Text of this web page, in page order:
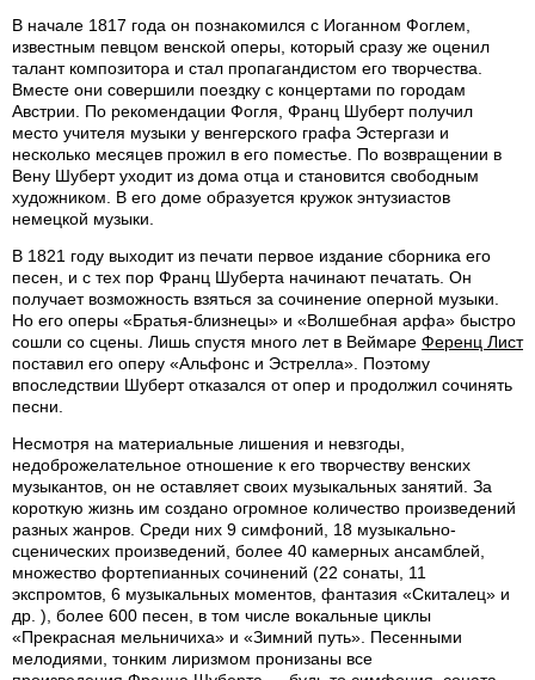
В начале 1817 года он познакомился с Иоганном Фоглем,
известным певцом венской оперы, который сразу же оценил
талант композитора и стал пропагандистом его творчества.
Вместе они совершили поездку с концертами по городам
Австрии. По рекомендации Фогля, Франц Шуберт получил
место учителя музыки у венгерского графа Эстергази и
несколько месяцев прожил в его поместье. По возвращении в
Вену Шуберт уходит из дома отца и становится свободным
художником. В его доме образуется кружок энтузиастов
немецкой музыки.
В 1821 году выходит из печати первое издание сборника его
песен, и с тех пор Франц Шуберта начинают печатать. Он
получает возможность взяться за сочинение оперной музыки.
Но его оперы «Братья-близнецы» и «Волшебная арфа» быстро
сошли со сцены. Лишь спустя много лет в Веймаре Ференц Лист
поставил его оперу «Альфонс и Эстрелла». Поэтому
впоследствии Шуберт отказался от опер и продолжил сочинять
песни.
Несмотря на материальные лишения и невзгоды,
недоброжелательное отношение к его творчеству венских
музыкантов, он не оставляет своих музыкальных занятий. За
короткую жизнь им создано огромное количество произведений
разных жанров. Среди них 9 симфоний, 18 музыкально-
сценических произведений, более 40 камерных ансамблей,
множество фортепианных сочинений (22 сонаты, 11
экспромтов, 6 музыкальных моментов, фантазия «Скиталец» и
др. ), более 600 песен, в том числе вокальные циклы
«Прекрасная мельничиха» и «Зимний путь». Песенными
мелодиями, тонким лиризмом пронизаны все